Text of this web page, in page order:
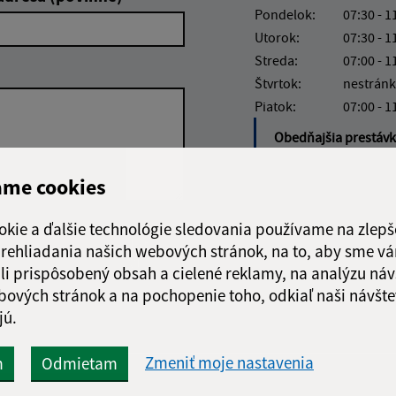
cookies
a ďalšie technológie sledovania používame na
našich webových stránok, na to, aby sme
prispôsobený obsah a cielené reklamy, na analýzu
stránok a na pochopenie toho, odkiaľ naši
Odmietam Zmeniť moje nastavenia
Google reCaptcha Response
Odoslať
správu
Pondelok:
07:30 -
Utorok:
07:30 -
Streda:
07:00 -
Štvrtok:
Piatok:
07:00 -
Obedňajšia